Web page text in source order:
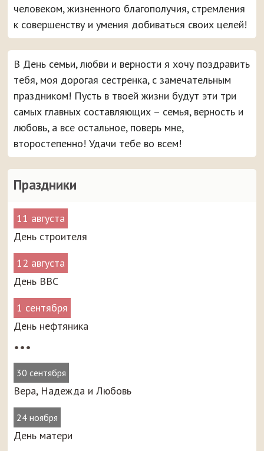
Праздники
11 августа
День строителя
12 августа
День ВВС
1 сентября
День нефтяника
•••
30 сентября
Вера, Надежда и Любовь
24 ноября
День матери
человеком, жизненного благополучия, стремления
к совершенству и умения добиваться своих целей!
В День семьи, любви и верности я хочу поздравить
тебя, моя дорогая сестренка, с замечательным
праздником! Пусть в твоей жизни будут эти три
самых главных составляющих – семья, верность и
любовь, а все остальное, поверь мне,
второстепенно! Удачи тебе во всем!